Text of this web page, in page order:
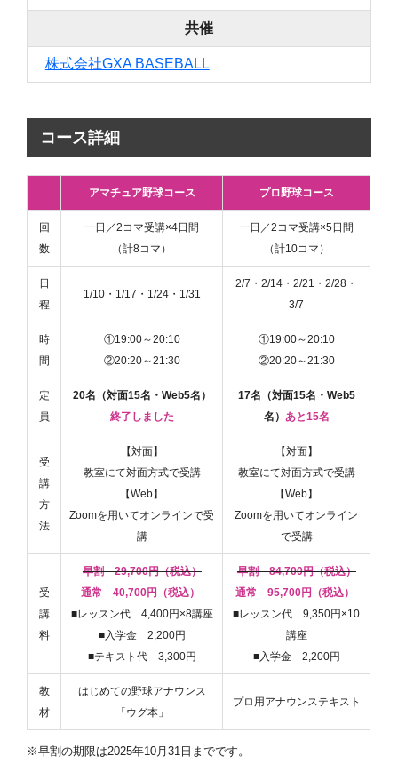
共催
株式会社GXA BASEBALL
コース詳細
アマチュア野球コース プロ野球コース
回
数
一日／2コマ受講×4日間
（計8コマ）
一日／2コマ受講×5日間
（計10コマ）
日
程
1/10・1/17・1/24・1/31
2/7・2/14・2/21・2/28・
3/7
時
間
①19:00～20:10
②20:20～21:30
①19:00～20:10
②20:20～21:30
定
員
20名（対面15名・Web5名）
終了しました
17名（対面15名・Web5
名） あと15名
受
講
方
法
【対面】
教室にて対面方式で受講
【Web】
Zoomを用いてオンラインで受
講
【対面】
教室にて対面方式で受講
【Web】
Zoomを用いてオンライン
で受講
受
講
料
早割 29,700円（税込）
通常 40,700円（税込）
■レッスン代 4,400円×8講座
■入学金 2,200円
■テキスト代 3,300円
早割 84,700円（税込）
通常 95,700円（税込）
■レッスン代 9,350円×10
講座
■入学金 2,200円
教
材
はじめての野球アナウンス
「ウグ本」
プロ用アナウンステキスト
※早割の期限は2025年10月31日までです。